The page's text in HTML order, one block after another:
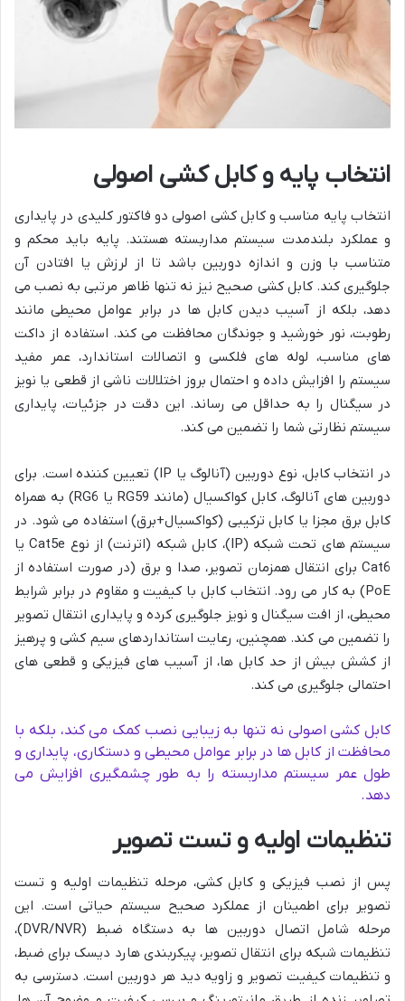
انتخاب پایه و کابل کشی اصولی
انتخاب پایه مناسب و کابل کشی اصولی دو فاکتور کلیدی در پایداری
و عملکرد بلندمدت سیستم مداربسته هستند. پایه باید محکم و
متناسب با وزن و اندازه دوربین باشد تا از لرزش یا افتادن آن
جلوگیری کند. کابل کشی صحیح نیز نه تنها ظاهر مرتبی به نصب می
دهد، بلکه از آسیب دیدن کابل ها در برابر عوامل محیطی مانند
رطوبت، نور خورشید و جوندگان محافظت می کند. استفاده از داکت
های مناسب، لوله های فلکسی و اتصالات استاندارد، عمر مفید
سیستم را افزایش داده و احتمال بروز اختلالات ناشی از قطعی یا نویز
در سیگنال را به حداقل می رساند. این دقت در جزئیات، پایداری
سیستم نظارتی شما را تضمین می کند.
در انتخاب کابل، نوع دوربین (آنالوگ یا IP) تعیین کننده است. برای
دوربین های آنالوگ، کابل کواکسیال (مانند RG59 یا RG6) به همراه
کابل برق مجزا یا کابل ترکیبی (کواکسیال+برق) استفاده می شود. در
سیستم های تحت شبکه (IP)، کابل شبکه (اترنت) از نوع Cat5e یا
Cat6 برای انتقال همزمان تصویر، صدا و برق (در صورت استفاده از
PoE) به کار می رود. انتخاب کابل با کیفیت و مقاوم در برابر شرایط
محیطی، از افت سیگنال و نویز جلوگیری کرده و پایداری انتقال تصویر
را تضمین می کند. همچنین، رعایت استانداردهای سیم کشی و پرهیز
از کشش بیش از حد کابل ها، از آسیب های فیزیکی و قطعی های
احتمالی جلوگیری می کند.
کابل کشی اصولی نه تنها به زیبایی نصب کمک می کند، بلکه با
محافظت از کابل ها در برابر عوامل محیطی و دستکاری، پایداری و
طول عمر سیستم مداربسته را به طور چشمگیری افزایش می
دهد.
تنظیمات اولیه و تست تصویر
پس از نصب فیزیکی و کابل کشی، مرحله تنظیمات اولیه و تست
تصویر برای اطمینان از عملکرد صحیح سیستم حیاتی است. این
مرحله شامل اتصال دوربین ها به دستگاه ضبط (DVR/NVR)،
تنظیمات شبکه برای انتقال تصویر، پیکربندی هارد دیسک برای ضبط،
و تنظیمات کیفیت تصویر و زاویه دید هر دوربین است. دسترسی به